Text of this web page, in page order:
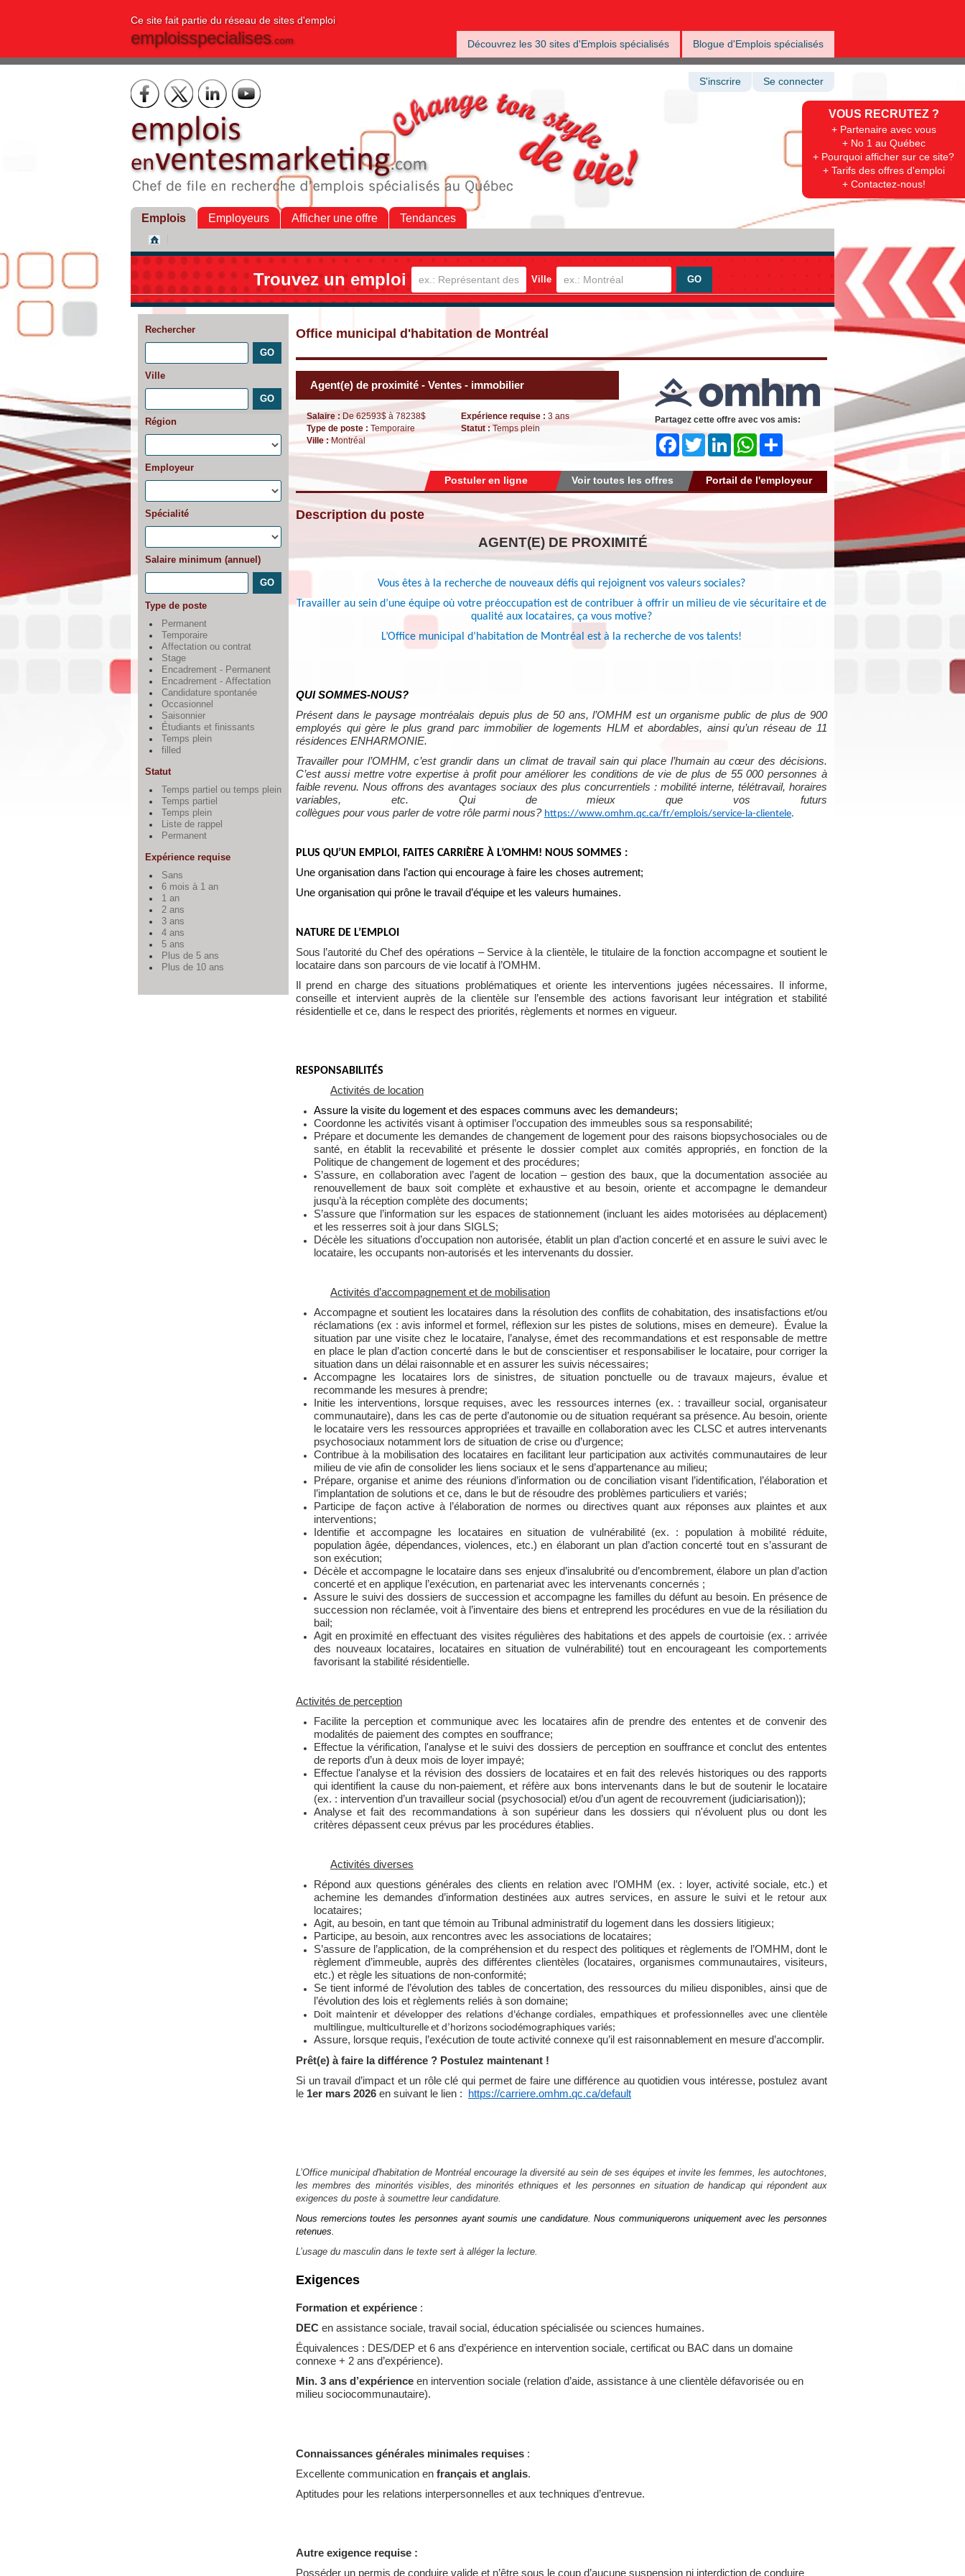
Ce site fait partie du réseau de sites d'emploi
emploisspecialises.com Découvrez les 30 sites d'Emplois spécialisés Blogue d'Emplois spécialisés
VOUS RECRUTEZ ?
+ Partenaire avec vous
+ No 1 au Québec
+ Pourquoi afficher sur ce site?
+ Tarifs des offres d'emploi
+ Contactez-nous!
S'inscrire Se connecter
Emplois Employeurs Afficher une offre Tendances
Trouvez un emploi Ville
Rechercher
Ville
Région
Employeur
Spécialité
Salaire minimum (annuel)
Type de poste
Permanent
Temporaire
Affectation ou contrat
Stage
Encadrement - Permanent
Encadrement - Affectation
Candidature spontanée
Occasionnel
Saisonnier
Étudiants et finissants
Temps plein
filled
Statut
Temps partiel ou temps plein
Temps partiel
Temps plein
Liste de rappel
Permanent
Expérience requise
Sans
6 mois à 1 an
1 an
2 ans
3 ans
4 ans
5 ans
Plus de 5 ans
Plus de 10 ans
Office municipal d'habitation de Montréal
Agent(e) de proximité - Ventes - immobilier
Salaire : De 62593$ à 78238$
Type de poste : Temporaire
Ville :Montréal
Expérience requise : 3 ans
Statut :Temps plein
Partagez cette offre avec vos amis:
FacebookTwitter LinkedInWhatsApp
Portail de l'employeur
Voir toutes les offres
Postuler en ligne
Description du poste
AGENT(E) DE PROXIMITÉ
Vous êtes à la recherche de nouveaux défis qui rejoignent vos valeurs sociales?
Travailler au sein d’une équipe où votre préoccupation est de contribuer à offrir un milieu de vie sécuritaire et de
qualité aux locataires, ça vous motive?
L’Office municipal d’habitation de Montréal est à la recherche de vos talents!
QUI SOMMES-NOUS?
Présent dans le paysage montréalais depuis plus de 50 ans, l’OMHM est un organisme public de plus de 900
employés qui gère le plus grand parc immobilier de logements HLM et abordables, ainsi qu’un réseau de 11
résidences ENHARMONIE.
Travailler pour l’OMHM, c’est grandir dans un climat de travail sain qui place l’humain au cœur des décisions.
C’est aussi mettre votre expertise à profit pour améliorer les conditions de vie de plus de 55 000 personnes à
faible revenu. Nous offrons des avantages sociaux des plus concurrentiels : mobilité interne, télétravail, horaires
variables, etc. Qui de mieux que vos futurs
collègues pour vous parler de votre rôle parmi nous? https://www.omhm.qc.ca/fr/emplois/service-la-clientele.
PLUS QU’UN EMPLOI, FAITES CARRIÈRE À L’OMHM! NOUS SOMMES :
Une organisation dans l’action qui encourage à faire les choses autrement;
Une organisation qui prône le travail d’équipe et les valeurs humaines.
NATURE DE L’EMPLOI
Sous l’autorité du Chef des opérations – Service à la clientèle, le titulaire de la fonction accompagne et soutient le
locataire dans son parcours de vie locatif à l’OMHM.
Il prend en charge des situations problématiques et oriente les interventions jugées nécessaires. Il informe,
conseille et intervient auprès de la clientèle sur l’ensemble des actions favorisant leur intégration et stabilité
résidentielle et ce, dans le respect des priorités, règlements et normes en vigueur.
RESPONSABILITÉS
Activités de location
Assure la visite du logement et des espaces communs avec les demandeurs;
Coordonne les activités visant à optimiser l’occupation des immeubles sous sa responsabilité;
Prépare et documente les demandes de changement de logement pour des raisons biopsychosociales ou de
santé, en établit la recevabilité et présente le dossier complet aux comités appropriés, en fonction de la
Politique de changement de logement et des procédures;
S’assure, en collaboration avec l’agent de location – gestion des baux, que la documentation associée au
renouvellement de baux soit complète et exhaustive et au besoin, oriente et accompagne le demandeur
jusqu’à la réception complète des documents;
S’assure que l’information sur les espaces de stationnement (incluant les aides motorisées au déplacement)
et les resserres soit à jour dans SIGLS;
Décèle les situations d’occupation non autorisée, établit un plan d’action concerté et en assure le suivi avec le
locataire, les occupants non-autorisés et les intervenants du dossier.
Activités d’accompagnement et de mobilisation
Accompagne et soutient les locataires dans la résolution des conflits de cohabitation, des insatisfactions et/ou
réclamations (ex : avis informel et formel, réflexion sur les pistes de solutions, mises en demeure). Évalue la
situation par une visite chez le locataire, l’analyse, émet des recommandations et est responsable de mettre
en place le plan d’action concerté dans le but de conscientiser et responsabiliser le locataire, pour corriger la
situation dans un délai raisonnable et en assurer les suivis nécessaires;
Accompagne les locataires lors de sinistres, de situation ponctuelle ou de travaux majeurs, évalue et
recommande les mesures à prendre;
Initie les interventions, lorsque requises, avec les ressources internes (ex. : travailleur social, organisateur
communautaire), dans les cas de perte d’autonomie ou de situation requérant sa présence. Au besoin, oriente
le locataire vers les ressources appropriées et travaille en collaboration avec les CLSC et autres intervenants
psychosociaux notamment lors de situation de crise ou d’urgence;
Contribue à la mobilisation des locataires en facilitant leur participation aux activités communautaires de leur
milieu de vie afin de consolider les liens sociaux et le sens d’appartenance au milieu;
Prépare, organise et anime des réunions d’information ou de conciliation visant l’identification, l’élaboration et
l’implantation de solutions et ce, dans le but de résoudre des problèmes particuliers et variés;
Participe de façon active à l’élaboration de normes ou directives quant aux réponses aux plaintes et aux
interventions;
Identifie et accompagne les locataires en situation de vulnérabilité (ex. : population à mobilité réduite,
population âgée, dépendances, violences, etc.) en élaborant un plan d’action concerté tout en s’assurant de
son exécution;
Décèle et accompagne le locataire dans ses enjeux d’insalubrité ou d’encombrement, élabore un plan d’action
concerté et en applique l’exécution, en partenariat avec les intervenants concernés ;
Assure le suivi des dossiers de succession et accompagne les familles du défunt au besoin. En présence de
succession non réclamée, voit à l’inventaire des biens et entreprend les procédures en vue de la résiliation du
bail;
Agit en proximité en effectuant des visites régulières des habitations et des appels de courtoisie (ex. : arrivée
des nouveaux locataires, locataires en situation de vulnérabilité) tout en encourageant les comportements
favorisant la stabilité résidentielle.
Activités de perception
Facilite la perception et communique avec les locataires afin de prendre des ententes et de convenir des
modalités de paiement des comptes en souffrance;
Effectue la vérification, l'analyse et le suivi des dossiers de perception en souffrance et conclut des ententes
de reports d’un à deux mois de loyer impayé;
Effectue l'analyse et la révision des dossiers de locataires et en fait des relevés historiques ou des rapports
qui identifient la cause du non-paiement, et réfère aux bons intervenants dans le but de soutenir le locataire
(ex. : intervention d’un travailleur social (psychosocial) et/ou d’un agent de recouvrement (judiciarisation));
Analyse et fait des recommandations à son supérieur dans les dossiers qui n'évoluent plus ou dont les
critères dépassent ceux prévus par les procédures établies.
Activités diverses
Répond aux questions générales des clients en relation avec l’OMHM (ex. : loyer, activité sociale, etc.) et
achemine les demandes d’information destinées aux autres services, en assure le suivi et le retour aux
locataires;
Agit, au besoin, en tant que témoin au Tribunal administratif du logement dans les dossiers litigieux;
Participe, au besoin, aux rencontres avec les associations de locataires;
S’assure de l’application, de la compréhension et du respect des politiques et règlements de l’OMHM, dont le
règlement d’immeuble, auprès des différentes clientèles (locataires, organismes communautaires, visiteurs,
etc.) et règle les situations de non-conformité;
Se tient informé de l’évolution des tables de concertation, des ressources du milieu disponibles, ainsi que de
l’évolution des lois et règlements reliés à son domaine;
Doit maintenir et développer des relations d'échange cordiales, empathiques et professionnelles avec une clientèle
multilingue, multiculturelle et d’horizons sociodémographiques variés;
Assure, lorsque requis, l’exécution de toute activité connexe qu’il est raisonnablement en mesure d’accomplir.
Prêt(e) à faire la différence ? Postulez maintenant !
Si un travail d’impact et un rôle clé qui permet de faire une différence au quotidien vous intéresse, postulez avant
le 1er mars 2026 en suivant le lien : https://carriere.omhm.qc.ca/default
L’Office municipal d'habitation de Montréal encourage la diversité au sein de ses équipes et invite les femmes, les autochtones,
les membres des minorités visibles, des minorités ethniques et les personnes en situation de handicap qui répondent aux
exigences du poste à soumettre leur candidature.
Nous remercions toutes les personnes ayant soumis une candidature. Nous communiquerons uniquement avec les personnes
retenues.
L’usage du masculin dans le texte sert à alléger la lecture.
Exigences
Formation et expérience :
DEC en assistance sociale, travail social, éducation spécialisée ou sciences humaines.
Équivalences : DES/DEP et 6 ans d’expérience en intervention sociale, certificat ou BAC dans un domaine
connexe + 2 ans d’expérience).
Min. 3 ans d’expérience en intervention sociale (relation d’aide, assistance à une clientèle défavorisée ou en
milieu sociocommunautaire).
Connaissances générales minimales requises :
Excellente communication en français et anglais.
Aptitudes pour les relations interpersonnelles et aux techniques d’entrevue.
Autre exigence requise :
Posséder un permis de conduire valide et n’être sous le coup d’aucune suspension ni interdiction de conduire